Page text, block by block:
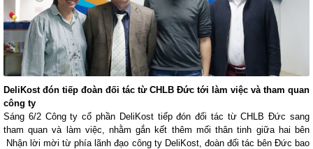
DeliKost đón tiếp đoàn đối tác từ CHLB Đức tới làm việc và tham quan
công ty
Sáng 6/2 Công ty cổ phần DeliKost tiếp đón đối tác từ CHLB Đức sang
tham quan và làm việc, nhằm gắn kết thêm mối thân tinh giữa hai bên
Nhận lời mời từ phía lãnh đạo công ty DeliKost, đoàn đối tác bên Đức bao